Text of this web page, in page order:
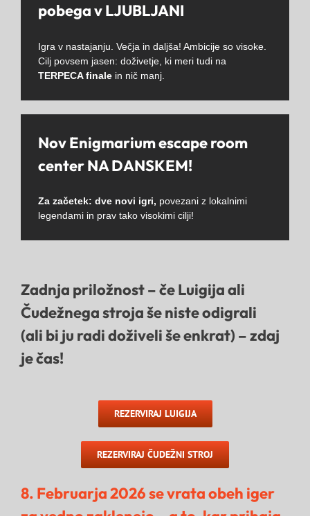
pobega v LJUBLJANI
Igra v nastajanju. Večja in daljša! Ambicije so visoke.
Cilj povsem jasen: doživetje, ki meri tudi na
TERPECA finalein nič manj.
Nov Enigmarium escape room
center NA DANSKEM!
Za začetek: dve novi igri, povezani z lokalnimi
legendami in prav tako visokimi cilji!
Zadnja priložnost –čeLuigijaali
Čudežnega strojaše niste odigrali
(ali bi ju radi doživeli še enkrat) –zdaj
je čas!
REZERVIRAJ LUIGIJA
REZERVIRAJ ČUDEŽNI STROJ
8. Februarja 2026 se vrata obeh iger